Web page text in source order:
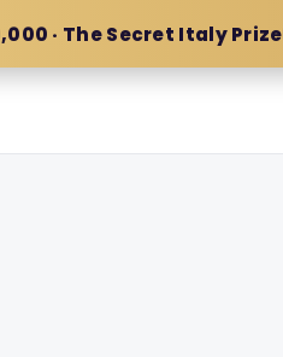
· The Secret Italy Prize